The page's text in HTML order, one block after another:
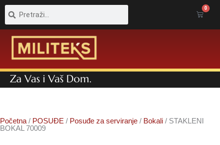
Pretraga 0
Cart
Za Vas i Vaš Dom.
Početna / POSUĐE / Posuđe za serviranje / Bokali / STAKLENI
BOKAL 70009